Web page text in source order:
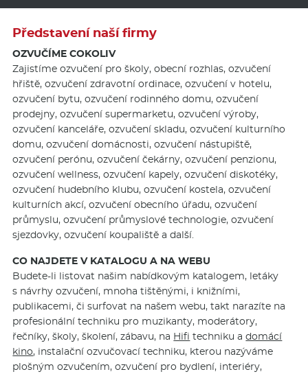
Představení naší firmy
OZVUČÍME COKOLIV
Zajistíme ozvučení pro školy, obecní rozhlas, ozvučení
hřiště, ozvučení zdravotní ordinace, ozvučení v hotelu,
ozvučení bytu, ozvučení rodinného domu, ozvučení
prodejny, ozvučení supermarketu, ozvučení výroby,
ozvučení kanceláře, ozvučení skladu, ozvučení kulturního
domu, ozvučení domácnosti, ozvučení nástupiště,
ozvučení perónu, ozvučení čekárny, ozvučení penzionu,
ozvučení wellness, ozvučení kapely, ozvučení diskotéky,
ozvučení hudebního klubu, ozvučení kostela, ozvučení
kulturních akcí, ozvučení obecního úřadu, ozvučení
průmyslu, ozvučení průmyslové technologie, ozvučení
sjezdovky, ozvučení koupaliště a další.
CO NAJDETE V KATALOGU A NA WEBU
Budete-li listovat našim nabídkovým katalogem, letáky
s návrhy ozvučení, mnoha tištěnými, i knižními,
publikacemi, či surfovat na našem webu, takt narazíte na
profesionální techniku pro muzikanty, moderátory,
řečníky, školy, školení, zábavu, na Hifi techniku adomácí
kino, instalační ozvučovací techniku, kterou nazýváme
plošným ozvučením, ozvučení pro bydlení, interiéry,